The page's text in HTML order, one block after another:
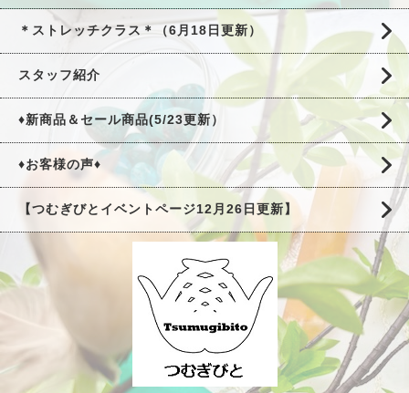
＊ストレッチクラス＊（6月18日更新）
スタッフ紹介
♦新商品＆セール商品(5/23更新）
♦お客様の声♦
【つむぎびとイベントページ12月26日更新】